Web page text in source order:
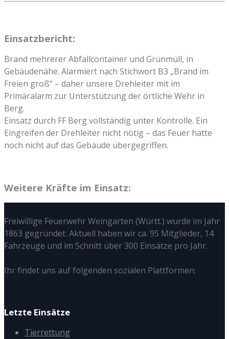
Einsatzbericht:
Brand mehrerer Abfallcontainer und Grünmüll, in
Gebäudenähe. Alarmiert nach Stichwort B3 „Brand im
Freien groß“ – daher unsere Drehleiter mit im
Primäralarm zur Unterstützung der örtliche Wehr in
Berg.
Einsatz durch FF Berg vollständig unter Kontrolle. Ein
Eingreifen der Drehleiter nicht nötig – das Feuer hatte
noch nicht auf das Gebäude übergegriffen.
Weitere Kräfte im Einsatz:
Freiwillige Feuerwehr Weingarten (Württ.) wurde im Jahr
1863 gegründet. Aktuell haben wir ca. 95 Mitglieder, 14
Fahrzeuge und im Schnitt über 300 Einsätze pro Jahr.
Ihr findet uns auf folgenden sozialen Plattformen:
Letzte Einsätze
Tierrettung